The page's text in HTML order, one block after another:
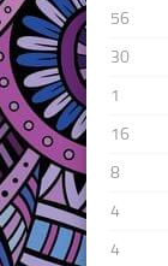
56
30
1
16
8
4
4